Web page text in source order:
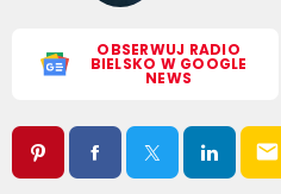
OBSERWUJ RADIO
BIELSKO W GOOGLE
NEWS
email